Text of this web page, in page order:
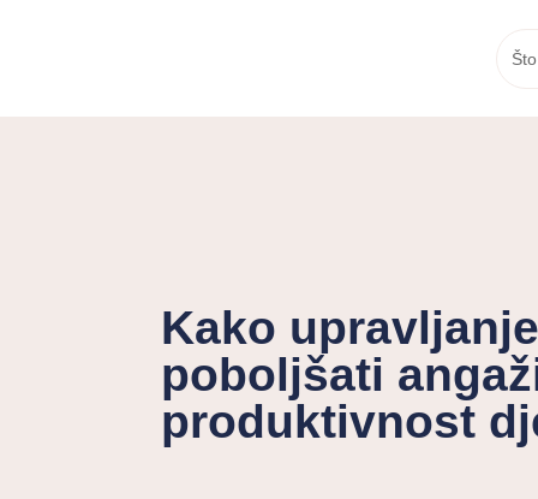
Kako
poboljšati
produktivnost